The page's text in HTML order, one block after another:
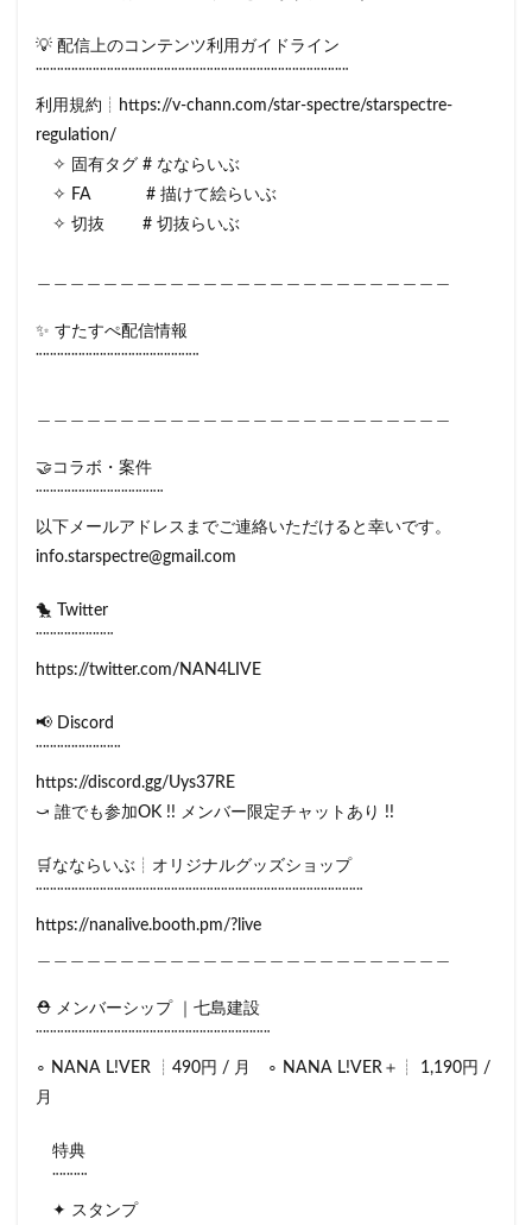
💡 配信上のコンテンツ利用ガイドライン
¨¨¨¨¨¨¨¨¨¨¨¨¨¨¨¨¨¨¨¨¨¨¨¨¨¨¨¨¨¨¨¨¨¨¨¨¨¨¨¨¨¨¨¨
利用規約┊https://v-chann.com/star-spectre/starspectre-
regulation/
✧ 固有タグ # なならいぶ
✧ FA # 描けて絵らいぶ
✧ 切抜 # 切抜らいぶ
✨ すたすぺ配信情報
¨¨¨¨¨¨¨¨¨¨¨¨¨¨¨¨¨¨¨¨¨¨¨
🤝コラボ・案件
¨¨¨¨¨¨¨¨¨¨¨¨¨¨¨¨¨¨
以下メールアドレスまでご連絡いただけると幸いです。
info.starspectre@gmail.com
🐤 Twitter
¨¨¨¨¨¨¨¨¨¨¨
https://twitter.com/NAN4LIVE
📢 Discord
¨¨¨¨¨¨¨¨¨¨¨¨
https://discord.gg/Uys37RE
⤻ 誰でも参加OK !! メンバー限定チャットあり !!
🛒なならいぶ┊オリジナルグッズショップ
¨¨¨¨¨¨¨¨¨¨¨¨¨¨¨¨¨¨¨¨¨¨¨¨¨¨¨¨¨¨¨¨¨¨¨¨¨¨¨¨¨¨¨¨¨¨
https://nanalive.booth.pm/?live
⛑ メンバーシップ ｜七島建設
¨¨¨¨¨¨¨¨¨¨¨¨¨¨¨¨¨¨¨¨¨¨¨¨¨¨¨¨¨¨¨¨¨
∘ NANA L!VER ┊490円 / 月 ∘ NANA L!VER＋┊ 1,190円 /
月
特典
¨¨¨¨¨
✦ スタンプ